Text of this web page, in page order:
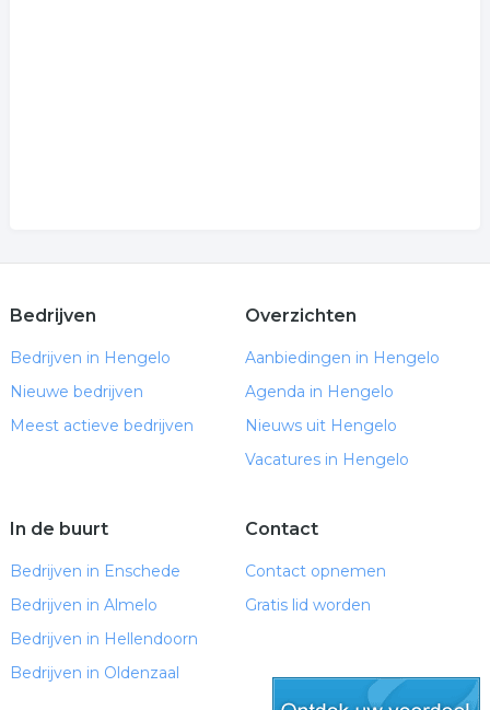
Bedrijven
Bedrijven in Hengelo
Nieuwe bedrijven
Meest actieve bedrijven
Overzichten
Aanbiedingen in Hengelo
Agenda in Hengelo
Nieuws uit Hengelo
Vacatures in Hengelo
In de buurt
Bedrijven in Enschede
Bedrijven in Almelo
Bedrijven in Hellendoorn
Bedrijven in Oldenzaal
Contact
Contact opnemen
Gratis lid worden